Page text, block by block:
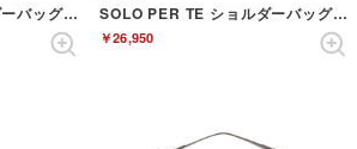
SOLO PER TE ショルダーバッグ （TERRACOTTA） SOLO PER TE ショルダーバッグ （SEABLUE）
￥26,950